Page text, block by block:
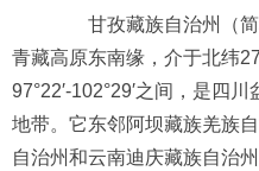
甘孜藏族自治州（简
青藏高原东南缘，介于北纬
97°22′-102°29′之间，是四
地带。它东邻阿坝藏族羌族
自治州和云南迪庆藏族自治